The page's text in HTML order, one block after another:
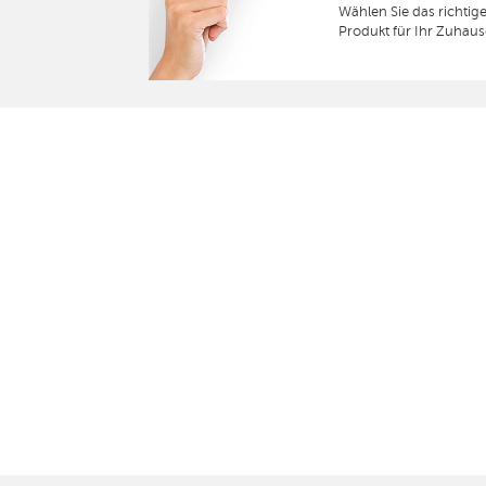
Wählen Sie das richtige
Produkt für Ihr